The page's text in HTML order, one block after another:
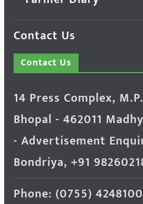
Contact Us
Contact Us
14 Press Complex,
Bhopal - 462011
- Advertisement
Bondriya, +91
Phone: (0755) 4248100